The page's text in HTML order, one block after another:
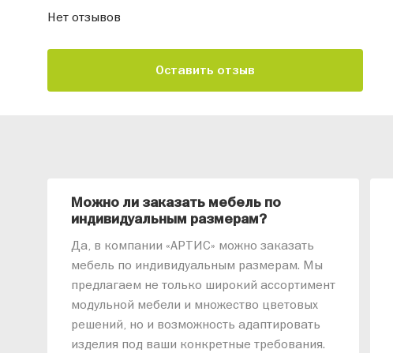
Нет отзывов
Оставить отзыв
Можно ли заказать мебель по
индивидуальным размерам?
Да, в компании «АРТИС» можно заказать
мебель по индивидуальным размерам. Мы
предлагаем не только широкий ассортимент
модульной мебели и множество цветовых
решений, но и возможность адаптировать
изделия под ваши конкретные требования.